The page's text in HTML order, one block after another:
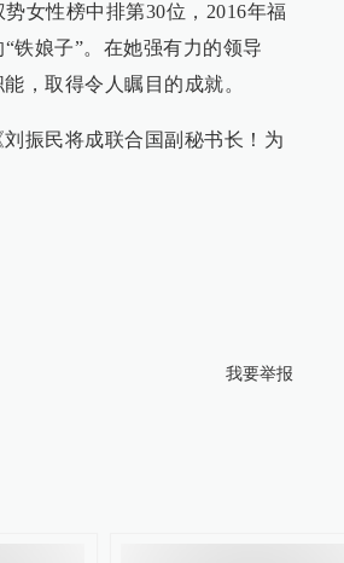
女性榜中排第30位，2016年福
铁娘子”。在她强有力的领导
，取得令人瞩目的成就。
振民将成联合国副秘书长！为
我要举报